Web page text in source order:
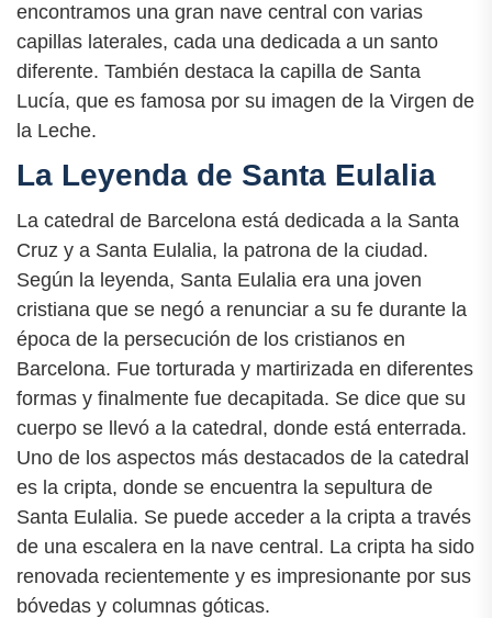
encontramos una gran nave central con varias
capillas laterales, cada una dedicada a un santo
diferente. También destaca la capilla de Santa
Lucía, que es famosa por su imagen de la Virgen de
la Leche.
La Leyenda de Santa Eulalia
La catedral de Barcelona está dedicada a la Santa
Cruz y a Santa Eulalia, la patrona de la ciudad.
Según la leyenda, Santa Eulalia era una joven
cristiana que se negó a renunciar a su fe durante la
época de la persecución de los cristianos en
Barcelona. Fue torturada y martirizada en diferentes
formas y finalmente fue decapitada. Se dice que su
cuerpo se llevó a la catedral, donde está enterrada.
Uno de los aspectos más destacados de la catedral
es la cripta, donde se encuentra la sepultura de
Santa Eulalia. Se puede acceder a la cripta a través
de una escalera en la nave central. La cripta ha sido
renovada recientemente y es impresionante por sus
bóvedas y columnas góticas.